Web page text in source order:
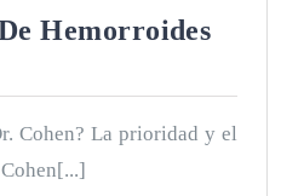
Hemorroides
Cohen? La prioridad y el